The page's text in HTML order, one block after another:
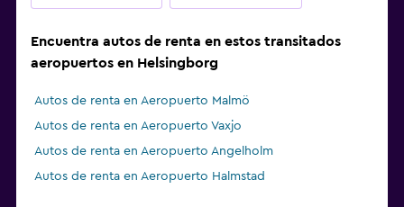
Encuentra autos de renta en estos transitados
aeropuertos en Helsingborg
Autos de renta en Aeropuerto Malmö
Autos de renta en Aeropuerto Vaxjo
Autos de renta en Aeropuerto Angelholm
Autos de renta en Aeropuerto Halmstad